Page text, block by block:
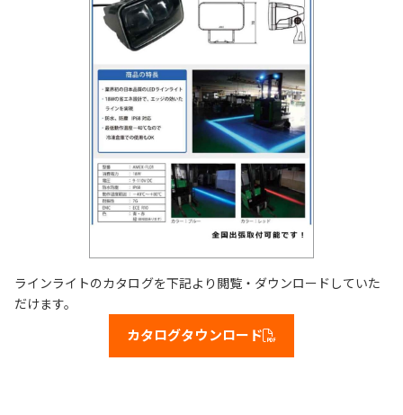
ラインライトのカタログを下記より閲覧・ダウンロードしていた
だけます。
カタログタウンロード